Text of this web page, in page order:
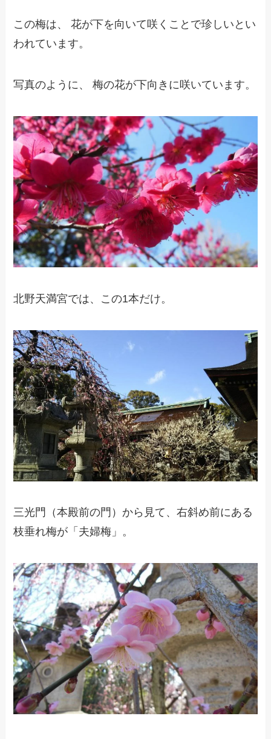
この梅は、 花が下を向いて咲くことで珍しいとい
われています。
写真のように、 梅の花が下向きに咲いています。
北野天満宮では、この1本だけ。
三光門（本殿前の門）から見て、右斜め前にある
枝垂れ梅が「夫婦梅」。